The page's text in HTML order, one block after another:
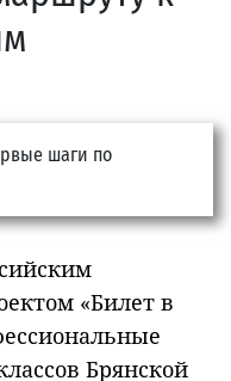
«Билет в
Брянской